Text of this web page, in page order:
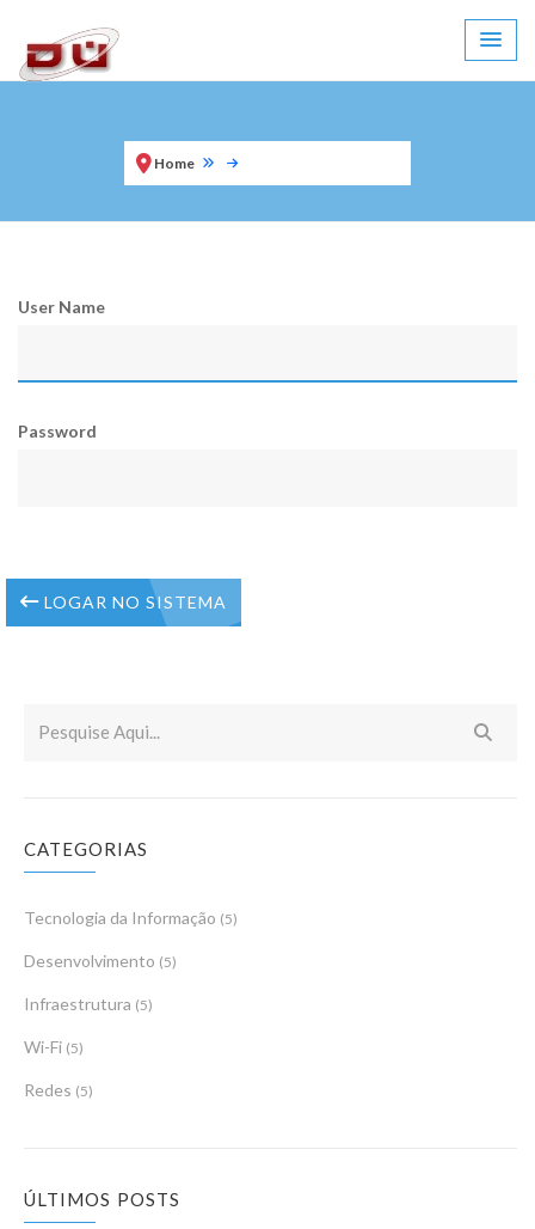
Home
User Name
Password
LOGAR NO SISTEMA
CATEGORIAS
Tecnologia da Informação (5)
Desenvolvimento (5)
Infraestrutura (5)
Wi-Fi (5)
Redes (5)
ÚLTIMOS POSTS